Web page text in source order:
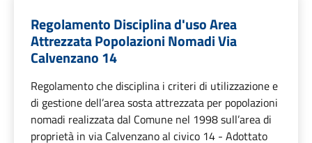
Regolamento Disciplina d'uso Area
Attrezzata Popolazioni Nomadi Via
Calvenzano 14
Regolamento che disciplina i criteri di utilizzazione e
di gestione dell’area sosta attrezzata per popolazioni
nomadi realizzata dal Comune nel 1998 sull’area di
proprietà in via Calvenzano al civico 14 - Adottato